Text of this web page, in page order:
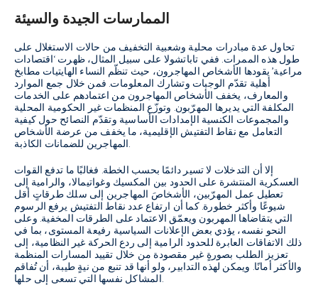
الممارسات الجيدة والسيئة
تحاول عدة مبادرات محلية وشعبية التخفيف من حالات الاستغلال على
طول هذه الممرات. ففي تاباتشولا على سبيل المثال، ظهرت ‘اقتصادات
مراعية’ يقودها الأشخاص المهاجرون، حيث تنظّم النساء الهايتيات مطابخ
أهلية تقدّم الوجبات وتشارك المعلومات. فمن خلال جمع الموارد
والمعارف، يخفف الأشخاص المهاجرون من اعتمادهم على الخدمات
المكلفة التي يديرها المهرّبون. وتوزّع المنظمات غير الحكومية المحلية
والمجموعات الكنسية الإمدادات الأساسية وتقدّم النصائح حول كيفية
التعامل مع نقاط التفتيش الإقليمية، ما يخفف من عرضة الأشخاص
المهاجرين للضمانات الكاذبة.
إلا أن التدخلات لا تسير دائمًا بحسب الخطة. فغالبًا ما تدفع القوات
العسكرية المنتشرة على الحدود بين المكسيك وغواتيمالا، والرامية إلى
تعطيل عمل المهرّبين، الأشخاصَ المهاجرين إلى سلك طرقاتٍ أقل
شيوعًا وأكثر خطورة. كما أن ارتفاع عدد نقاط التفتيش يرفع الرسوم
التي يتقاضاها المهربون ويعمّق الاعتماد على الطرقات المخفية. وعلى
النحو نفسه، يؤدي بعض الإعلانات السياسية رفيعة المستوى، بما في
ذلك الاتفاقات العابرة للحدود الرامية إلى ردع الحركة غير النظامية، إلى
تعزيز الطلب بصورةٍ غير مقصودة من خلال تقييد المسارات المنظمة
والأكثر أمانًا. ويمكن لهذه التدابير، ولو أنها قد تنبع من نيةٍ طيبة، أن تُفاقم
المشاكل نفسها التي تسعى إلى حلها.